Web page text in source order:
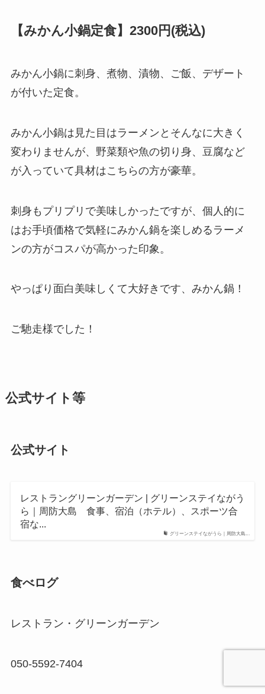
【みかん小鍋定食】2300円(税込)
みかん小鍋に刺身、煮物、漬物、ご飯、デザート
が付いた定食。
みかん小鍋は見た目はラーメンとそんなに大きく
変わりませんが、野菜類や魚の切り身、豆腐など
が入っていて具材はこちらの方が豪華。
刺身もプリプリで美味しかったですが、個人的に
はお手頃価格で気軽にみかん鍋を楽しめるラーメ
ンの方がコスパが高かった印象。
やっぱり面白美味しくて大好きです、みかん鍋！
ご馳走様でした！
公式サイト等
公式サイト
グリーンステイながうら｜周防大島...
レストラングリーンガーデン | グリーンステイながう
ら｜周防大島 食事、宿泊（ホテル）、スポーツ合
宿な...
食べログ
レストラン・グリーンガーデン
050-5592-7404